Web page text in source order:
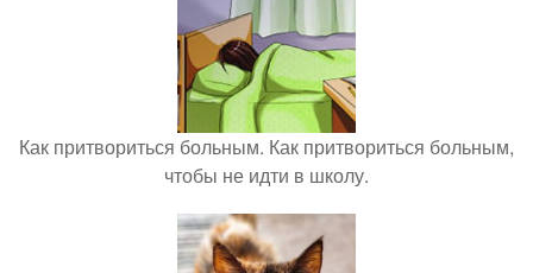
Как притвориться больным. Как притвориться больным,
чтобы не идти в школу.